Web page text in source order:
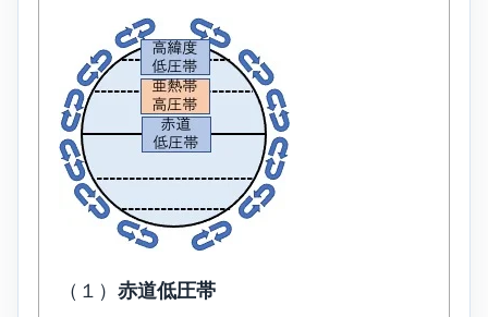
（１） 赤道低圧帯